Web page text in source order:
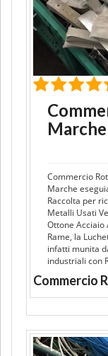
Marche
Commercio
Marche
Raccolta per
Metalli Usati
Ottone Acciaio
Rame, la
infatti munita
industriali con
Commercio